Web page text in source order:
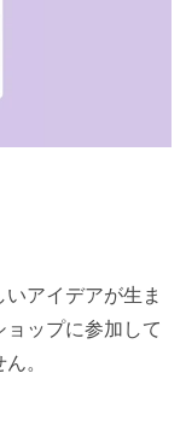
アイデアが生ま
ップに参加して
。